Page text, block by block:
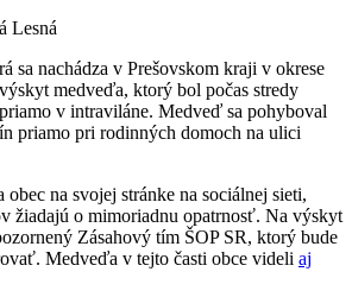
Lesná
sa nachádza v Prešovskom kraji v okrese
medveďa, ktorý bol počas stredy
v intraviláne. Medveď sa pohyboval
priamo pri rodinných domoch na ulici
na svojej stránke na sociálnej sieti,
žiadajú o mimoriadnu opatrnosť. Na výskyt
Zásahový tím ŠOP SR, ktorý bude
Medveďa v tejto časti obce videli aj